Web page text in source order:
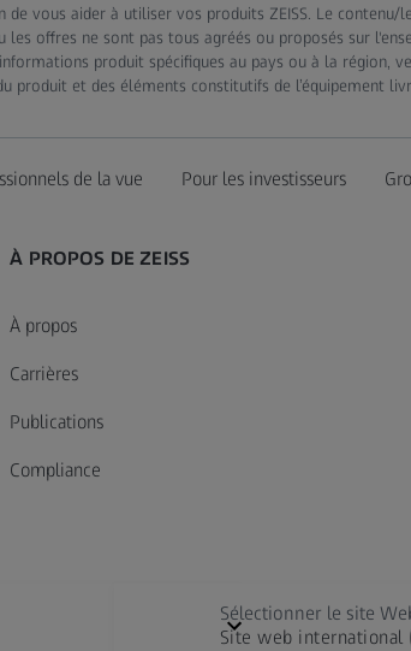
vous aider à utiliser vos produits ZEISS. Le
offres ne sont pas tous agréés ou proposés sur
produit spécifiques au pays ou à la région,
produit et des éléments constitutifs de l’équipement
de la vue Pour les investisseurs
À PROPOS DE ZEISS
À propos
Carrières
Publications
Compliance
Sélectionner le site
Site web international